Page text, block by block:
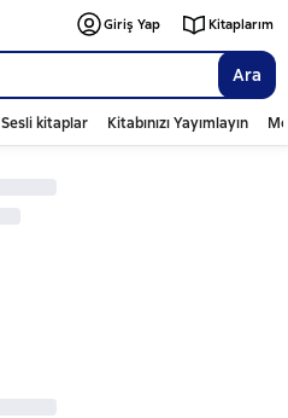
Ara
Giriş Yap Kitaplarım
Sesli kitaplar Kitabınızı Yayımlayın